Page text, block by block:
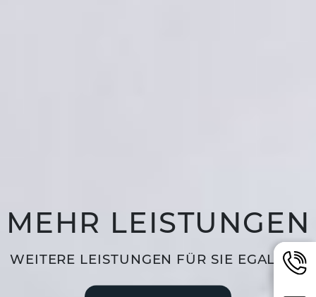
MEHR LEISTUNGEN
WEITERE LEISTUNGEN FÜR SIE EGAL WO